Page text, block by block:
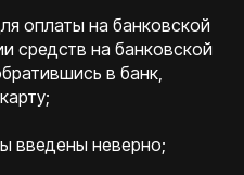
оплаты на банковской
средств на банковской
в банк,
введены неверно;